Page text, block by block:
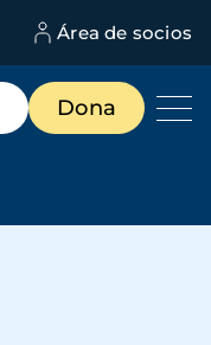
Área de socios
Dona